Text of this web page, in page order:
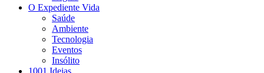
O Expediente Vida
Saúde
Ambiente
Tecnologia
Eventos
Insólito
1001 Ideias